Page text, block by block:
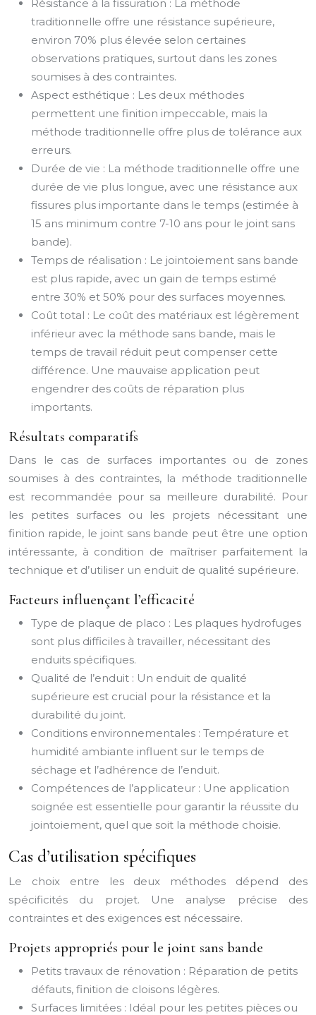
Résistance à la fissuration : La méthode
traditionnelle offre une résistance supérieure,
environ 70% plus élevée selon certaines
observations pratiques, surtout dans les zones
soumises à des contraintes.
Aspect esthétique : Les deux méthodes
permettent une finition impeccable, mais la
méthode traditionnelle offre plus de tolérance aux
erreurs.
Durée de vie : La méthode traditionnelle offre une
durée de vie plus longue, avec une résistance aux
fissures plus importante dans le temps (estimée à
15 ans minimum contre 7-10 ans pour le joint sans
bande).
Temps de réalisation : Le jointoiement sans bande
est plus rapide, avec un gain de temps estimé
entre 30% et 50% pour des surfaces moyennes.
Coût total : Le coût des matériaux est légèrement
inférieur avec la méthode sans bande, mais le
temps de travail réduit peut compenser cette
différence. Une mauvaise application peut
engendrer des coûts de réparation plus
importants.
Résultats comparatifs
Dans le cas de surfaces importantes ou de zones
soumises à des contraintes, la méthode traditionnelle
est recommandée pour sa meilleure durabilité. Pour
les petites surfaces ou les projets nécessitant une
finition rapide, le joint sans bande peut être une option
intéressante, à condition de maîtriser parfaitement la
technique et d’utiliser un enduit de qualité supérieure.
Facteurs influençant l’efficacité
Type de plaque de placo : Les plaques hydrofuges
sont plus difficiles à travailler, nécessitant des
enduits spécifiques.
Qualité de l’enduit : Un enduit de qualité
supérieure est crucial pour la résistance et la
durabilité du joint.
Conditions environnementales : Température et
humidité ambiante influent sur le temps de
séchage et l’adhérence de l’enduit.
Compétences de l’applicateur : Une application
soignée est essentielle pour garantir la réussite du
jointoiement, quel que soit la méthode choisie.
Cas d’utilisation spécifiques
Le choix entre les deux méthodes dépend des
spécificités du projet. Une analyse précise des
contraintes et des exigences est nécessaire.
Projets appropriés pour le joint sans bande
Petits travaux de rénovation : Réparation de petits
défauts, finition de cloisons légères.
Surfaces limitées : Idéal pour les petites pièces ou